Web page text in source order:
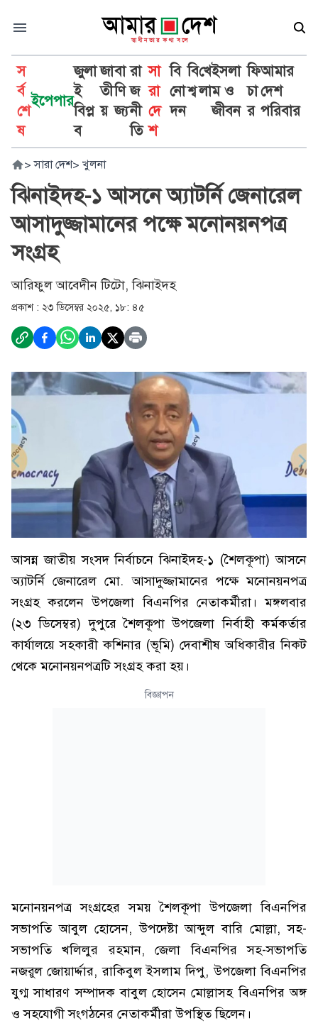
স
র্ব
শে
ষ
ইপেপার
জুলা
ই
বিপ্ল
ব
জা
তী
য়
বা
ণি
জ্য
রা
জ
নী
তি
সা
রা
দে
শ
বি
নো
দন
বি
শ্ব
খে
লা
ইসলা
ম ও
জীবন
ফি
চা
র
আমার
দেশ
পরিবার
> সারা দেশ> খুলনা
ঝিনাইদহ-১ আসনে অ্যাটর্নি জেনারেল
আসাদুজ্জামানের পক্ষে মনোনয়নপত্র
সংগ্রহ
আরিফুল আবেদীন টি‌টো, ঝিনাইদহ
প্রকাশ : ২৩ ডিসেম্বর ২০২৫, ১৮: ৪৫
আসন্ন জাতীয় সংসদ নির্বাচনে ঝিনাইদহ-১ (শৈলকূপা) আসনে
অ্যাটর্নি জেনারেল মো. আসাদুজ্জামানের পক্ষে মনোনয়নপত্র
সংগ্রহ কর‌লেন উপজেলা বিএনপির নেতাকর্মীরা। মঙ্গলবার
(২৩ ডিসেম্বর) দুপুরে শৈলকূপা উপজেলা নির্বাহী কর্মকর্তার
কার্যালয়ে সহকারী কশিনার (ভূমি) দেবাশীষ অধিকারীর নিকট
থেকে মনোনয়নপত্রটি সংগ্রহ করা হয়।
বিজ্ঞাপন
ম‌নোনয়নপত্র সংগ্রহের সময় শৈলকূপা উপজেলা বিএনপির
সভাপতি আবুল হোসেন, উপদেষ্টা আব্দুল বারি মোল্লা, সহ-
সভাপতি খলিলুর রহমান, জেলা বিএনপির সহ-সভাপতি
নজরুল জোয়ার্দ্দার, রাকিবুল ইসলাম দিপু, উপজেলা বিএনপির
যুগ্ম সাধারণ সম্পাদক বাবুল হোসেন মোল্লাসহ বিএনপির অঙ্গ
ও সহযোগী সংগঠনের নেতাকর্মীরা উপস্থিত ছিলেন।